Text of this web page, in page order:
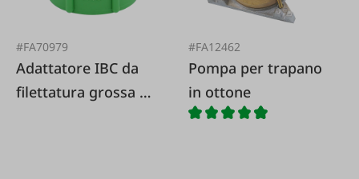
#FA70979
Adattatore IBC da
filettatura grossa da
#FA12462
Pompa per trapano
in ottone